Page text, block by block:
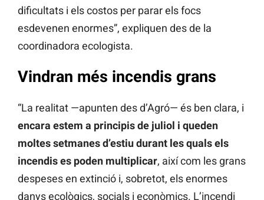
dificultats i els costos per parar els focs
esdevenen enormes”, expliquen des de la
coordinadora ecologista.
Vindran més incendis grans
“La realitat —apunten des d’Agró— és ben clara, i
encara estem a principis de juliol i queden
moltes setmanes d’estiu durant les quals els
incendis es poden multiplicar, així com les grans
despeses en extinció i, sobretot, els enormes
danys ecològics, socials i econòmics. L’incendi